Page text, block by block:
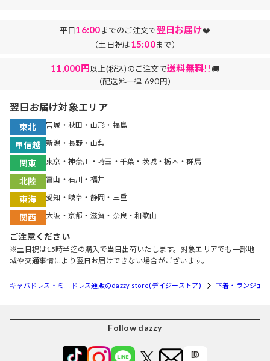
平日16:00までのご注文で翌日お届け❤️
（土日祝は15:00まで）
11,000円以上(税込)のご注文で送料無料!!🚚
（配送料一律 690円）
翌日お届け対象エリア
東北 宮城・秋田・山形・福島
甲信越 新潟・長野・山梨
関東 東京・神奈川・埼玉・千葉・茨城・栃木・群馬
北陸 富山・石川・福井
東海 愛知・岐阜・静岡・三重
関西 大阪・京都・滋賀・奈良・和歌山
ご注意ください
※土日祝は15時半迄の購入で当日出荷いたします。対象エリアでも一部地
域や交通事情により翌日お届けできない場合がございます。
キャバドレス・ミニドレス通販のdazzy store(デイジーストア) 下着・ランジェ
Follow dazzy